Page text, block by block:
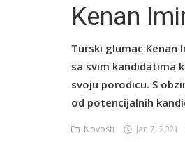
Kenan
Turski glumac Kenan
sa svim kandidatima
svoju porodicu. S
od potencijalnih
Novosti Jan 7, 2021